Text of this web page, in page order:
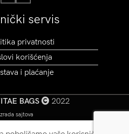
servis
privatnosti
korišćenja
i plaćanje
BAGS 2022
sajtova